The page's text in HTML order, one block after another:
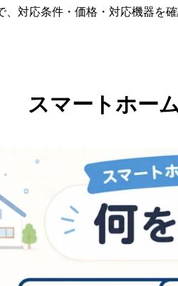
、対応条件・価格・対応機器を確
スマートホー